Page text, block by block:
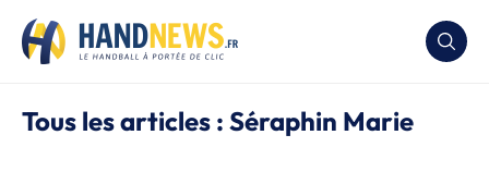
Tous les articles : Séraphin Marie